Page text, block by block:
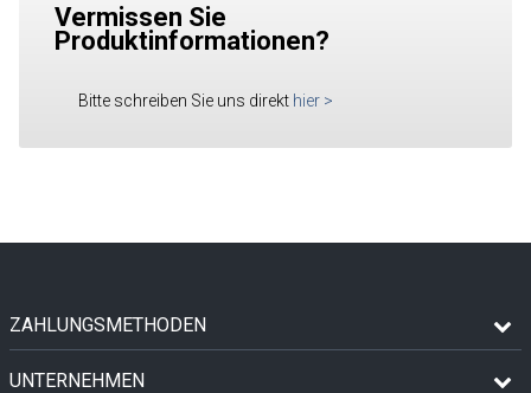
Vermissen Sie
Produktinformationen?
Bitte schreiben Sie uns direkt hier >
ZAHLUNGSMETHODEN
UNTERNEHMEN